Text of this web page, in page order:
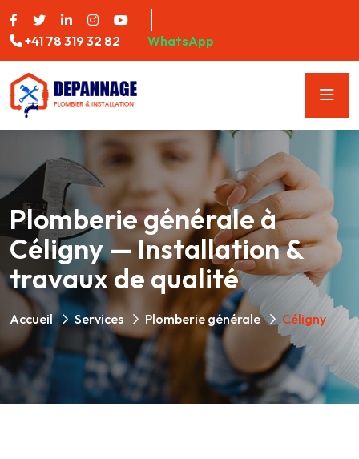
+41 78 319 32 82 WhatsApp
Plomberie générale à
Céligny — Installation &
travaux de qualité
Accueil Services Plomberie générale Céligny